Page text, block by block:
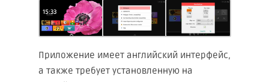
Приложение имеет английский интерфейс,
а также требует установленную на